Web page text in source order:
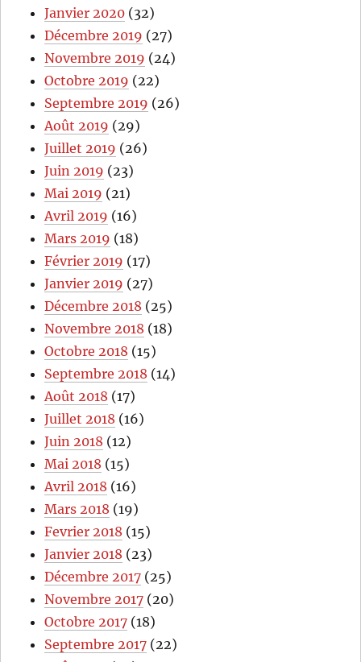
Janvier 2020 (32)
Décembre 2019 (27)
Novembre 2019 (24)
Octobre 2019 (22)
Septembre 2019 (26)
Août 2019 (29)
Juillet 2019 (26)
Juin 2019 (23)
Mai 2019 (21)
Avril 2019 (16)
Mars 2019 (18)
Février 2019 (17)
Janvier 2019 (27)
Décembre 2018 (25)
Novembre 2018 (18)
Octobre 2018 (15)
Septembre 2018 (14)
Août 2018 (17)
Juillet 2018 (16)
Juin 2018 (12)
Mai 2018 (15)
Avril 2018 (16)
Mars 2018 (19)
Fevrier 2018 (15)
Janvier 2018 (23)
Décembre 2017 (25)
Novembre 2017 (20)
Octobre 2017 (18)
Septembre 2017 (22)